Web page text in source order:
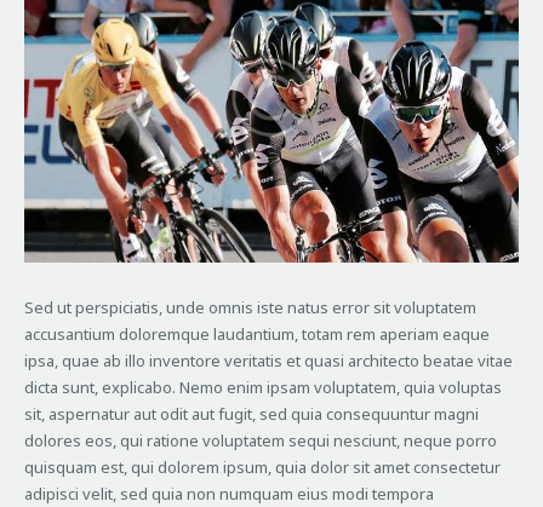
Sed ut perspiciatis, unde omnis iste natus error sit voluptatem
accusantium doloremque laudantium, totam rem aperiam eaque
ipsa, quae ab illo inventore veritatis et quasi architecto beatae vitae
dicta sunt, explicabo. Nemo enim ipsam voluptatem, quia voluptas
sit, aspernatur aut odit aut fugit, sed quia consequuntur magni
dolores eos, qui ratione voluptatem sequi nesciunt, neque porro
quisquam est, qui dolorem ipsum, quia dolor sit amet consectetur
adipisci velit, sed quia non numquam eius modi tempora